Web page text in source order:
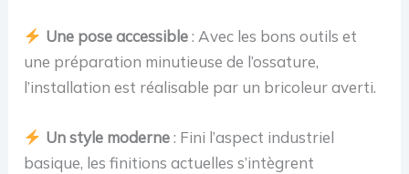
Une pose accessible: Avec les bons outils et
une préparation minutieuse de l’ossature,
l’installation est réalisable par un bricoleur averti.
Un style moderne: Fini l’aspect industriel
basique, les finitions actuelles s’intègrent